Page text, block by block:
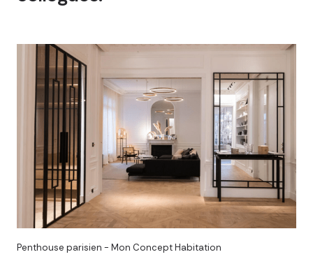
Penthouse parisien - Mon Concept Habitation